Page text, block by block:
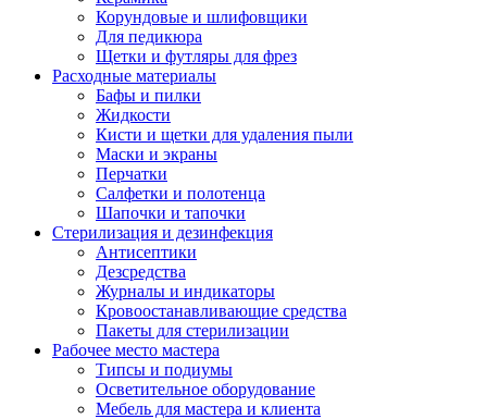
Корундовые и шлифовщики
Для педикюра
Щетки и футляры для фрез
Расходные материалы
Бафы и пилки
Жидкости
Кисти и щетки для удаления пыли
Маски и экраны
Перчатки
Салфетки и полотенца
Шапочки и тапочки
Стерилизация и дезинфекция
Антисептики
Дезсредства
Журналы и индикаторы
Кровоостанавливающие средства
Пакеты для стерилизации
Рабочее место мастера
Типсы и подиумы
Осветительное оборудование
Мебель для мастера и клиента